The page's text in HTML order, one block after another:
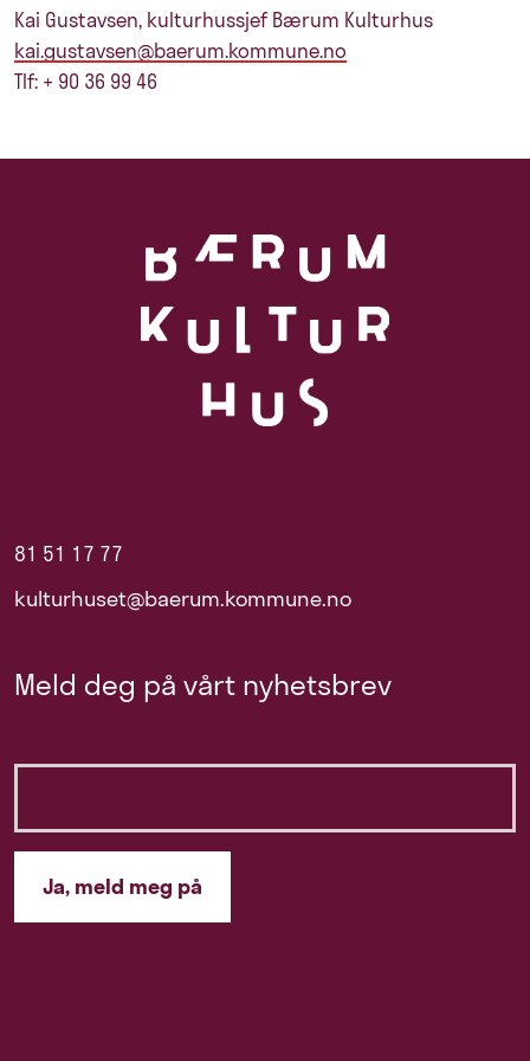
Kai Gustavsen, kulturhussjef Bærum Kulturhus
kai.gustavsen@baerum.kommune.no
Tlf: + 90 36 99 46
81 51 17 77
kulturhuset@baerum.kommune.no
Meld deg på vårt nyhetsbrev